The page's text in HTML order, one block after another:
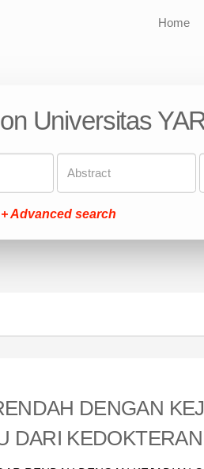
Home
Universitas
+ Advanced search
DENGAN
DARI